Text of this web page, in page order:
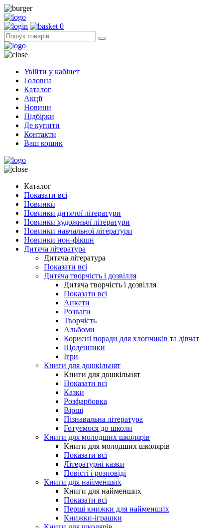
0
Увійти у кабінет
Головна
Каталог
Акції
Новини
Підбірки
Де купити
Контакти
Ваш кошик
Каталог
Показати всі
Новинки
Новинки дитячої літератури
Новинки художньої літератури
Новинки навчальної літератури
Новинки нон-фікшн
Дитяча література
Дитяча література
Показати всі
Дитяча творчість і дозвілля
Дитяча творчість і дозвілля
Показати всі
Анкети
Розваги
Творчість
Альбоми
Корисні поради для хлопчиків та дівчат
Щоденники
Ігри
Книги для дошкільнят
Книги для дошкільнят
Показати всі
Казки
Розфарбовка
Вірші
Пізнавальна література
Готуємося до школи
Книги для молодших школярів
Книги для молодших школярів
Показати всі
Літературні казки
Повісті і розповіді
Книги для найменших
Книги для найменших
Показати всі
Перші книжки для найменших
Книжки-іграшки